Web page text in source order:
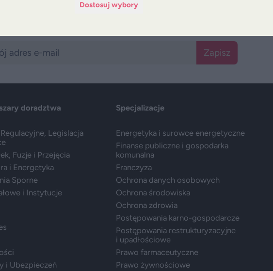
Zapisz
doradztwa
Legislacja
Fuzje i Przejęcia
i Energetyka
Sporne
i Instytucje
i Ubezpieczeń
Specjalizacje
Energetyka i surowce energetyczne
Finanse publiczne i gospodarka
komunalna
Franczyza
Ochrona danych osobowych
Ochrona środowiska
Ochrona zdrowia
Postępowania karno-gospodarcze
Postępowania restrukturyzacyjne
i upadłościowe
Prawo farmaceutyczne
Prawo żywnościowe
Dostosuj wybory